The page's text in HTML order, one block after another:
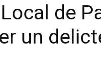
de
un